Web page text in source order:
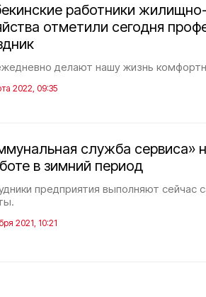
работники
отметили сегодня
делают нашу жизнь
2022, 09:35
служба сервиса»
в зимний период
предприятия выполняют сейчас
2021, 10:21